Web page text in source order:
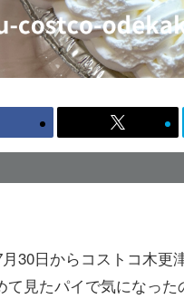
30日からコストコ木更
て見たパイで気になっ